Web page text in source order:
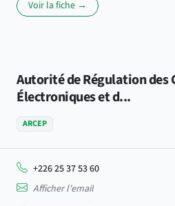
Voir la fiche →
Autorité de Régulation des
Électroniques et d...
ARCEP
+226 25 37 53 60
Afficher l'email